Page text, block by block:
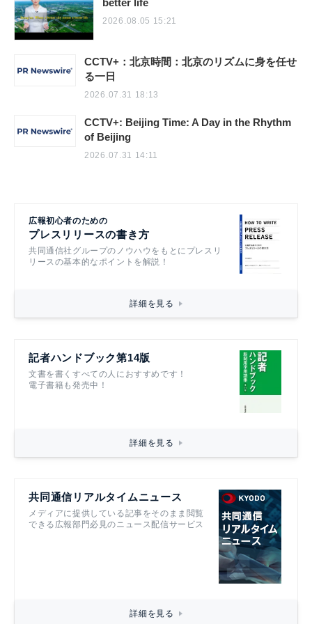
2026.08.05 15:21
CCTV+：北京時間：北京のリズムに身を任せ
る一日
2026.07.31 18:13
CCTV+: Beijing Time: A Day in the Rhythm
of Beijing
2026.07.31 14:11
広報初心者のための
プレスリリースの書き方
共同通信社グループのノウハウをもとにプレスリ
リースの基本的なポイントを解説！
詳細を見る
記者ハンドブック第14版
文書を書くすべての人におすすめです！
電子書籍も発売中！
詳細を見る
共同通信リアルタイムニュース
メディアに提供している記事をそのまま閲覧
できる広報部門必見のニュース配信サービス
詳細を見る